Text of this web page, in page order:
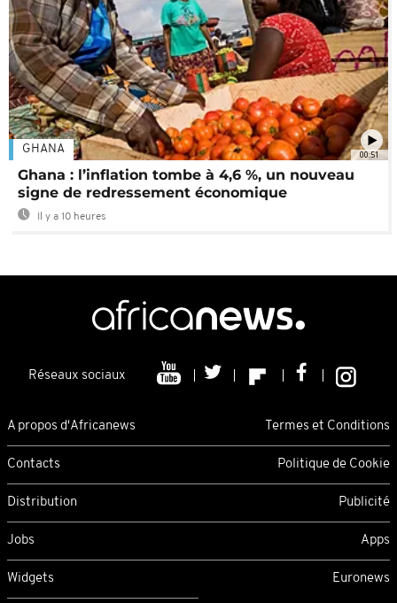
00:51
GHANA
Ghana : l’inflation tombe à 4,6 %, un nouveau
signe de redressement économique
Il y a 10 heures
Réseaux sociaux
A propos d'Africanews Termes et Conditions
Contacts Politique de Cookie
Distribution Publicité
Jobs Apps
Widgets Euronews